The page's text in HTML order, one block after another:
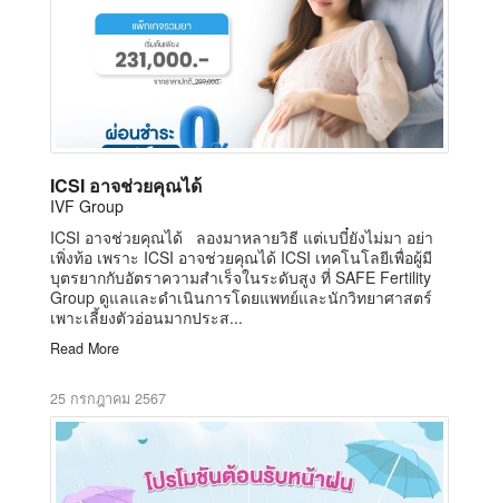
ICSI อาจช่วยคุณได้
IVF Group
ICSI อาจช่วยคุณได้ ลองมาหลายวิธี แต่เบบี๋ยังไม่มา อย่า
เพิ่งท้อ เพราะ ICSI อาจช่วยคุณได้ ICSI เทคโนโลยีเพื่อผู้มี
บุตรยากกับอัตราความสำเร็จในระดับสูง ที่ SAFE Fertility
Group ดูแลและดำเนินการโดยแพทย์และนักวิทยาศาสตร์
เพาะเลี้ยงตัวอ่อนมากประส...
Read More
25 กรกฎาคม 2567